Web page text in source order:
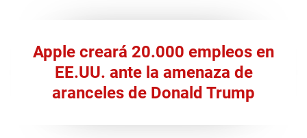
Apple creará 20.000 empleos en
EE.UU. ante la amenaza de
aranceles de Donald Trump